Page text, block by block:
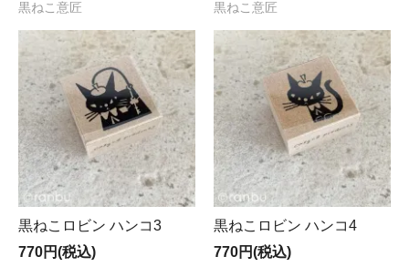
黒ねこ意匠 黒ねこ意匠
黒ねこロビン ハンコ3
770円(税込)
黒ねこロビン ハンコ4
770円(税込)